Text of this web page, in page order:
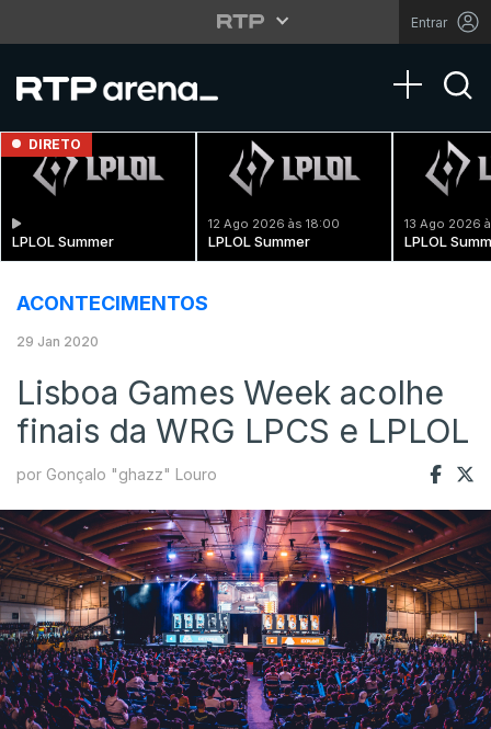
Entrar
Toggle
DIRETO
LPLOL Summer
12 Ago 2026 às 18:00
LPLOL Summer
13 Ago 2026
LPLOL
ACONTECIMENTOS
29 Jan 2020
Lisboa Games Week acolhe
finais da WRG LPCS e LPLOL
por Gonçalo "ghazz" Louro